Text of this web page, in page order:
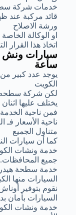
خدمات شركة
قائد مركبة عند
ورشة الاصلاح
او الوكالة
اتخاذ هذا
ساعة
يوجد عدد كبير
الكويت
لكن شركة سطحه
يختلف عليها اثنان
فمن ناحية
ناحية الأسعار
متناول الجميع
كما أن سيارات
خدمة ونشات
جميع المحافظات.
خدمة سطحة
السيارات منها
نقوم بتوفير
السيارات بأمان